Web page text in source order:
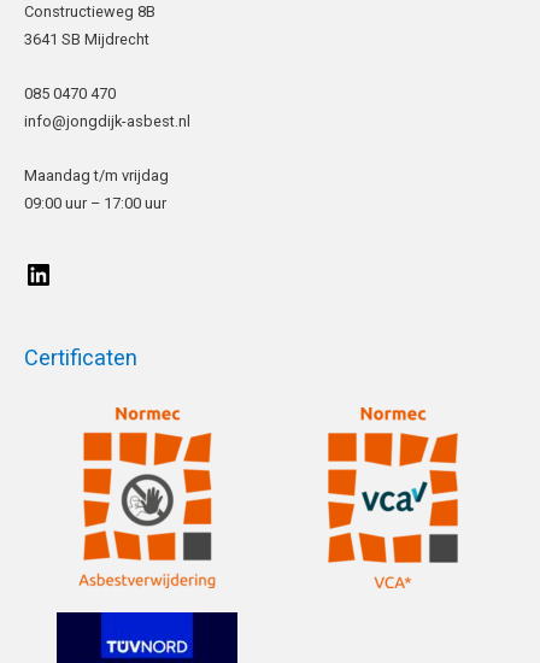
Constructieweg 8B
3641 SB Mijdrecht
085 0470 470
info@jongdijk-asbest.nl
Maandag t/m vrijdag
09:00 uur – 17:00 uur
Certificaten